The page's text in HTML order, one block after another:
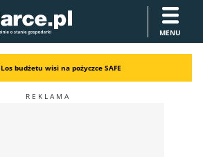
MENU
Los budżetu wisi na pożyczce SAFE